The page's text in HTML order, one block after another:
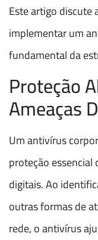
Este artigo discute
implementar um
fundamental da
Proteção
Ameaças
Um antivírus
proteção
digitais. Ao
outras formas de
rede, o antivírus